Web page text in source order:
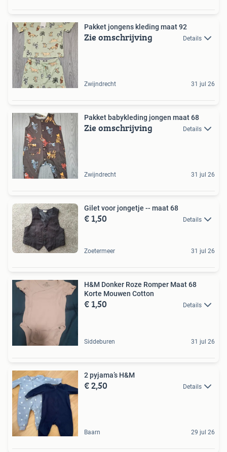
Pakket jongens kleding maat 92
Zie omschrijving Details
Zwijndrecht 31 jul 26
Pakket babykleding jongen maat 68
Zie omschrijving Details
Zwijndrecht 31 jul 26
Gilet voor jongetje -- maat 68
€ 1,50 Details
Zoetermeer 31 jul 26
H&M Donker Roze Romper Maat 68
Korte Mouwen Cotton
€ 1,50 Details
Siddeburen 31 jul 26
2 pyjama’s H&M
€ 2,50 Details
Baarn 29 jul 26